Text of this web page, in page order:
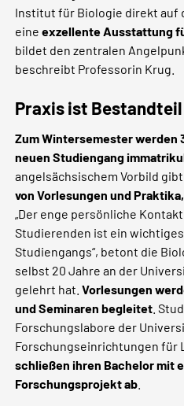
Institut für Biologie direkt auf
eineexzellente Ausstattung
bildet den zentralen
beschreibt Professorin Krug.
Praxis ist
Zum Wintersemester werden
neuen Studiengang
angelsächsischem Vorbild
von Vorlesungen und
„Der enge persönliche
Studierenden ist ein
Studiengangs“, betont die
selbst 20 Jahre an der
gelehrt hat.Vorlesungen
und Seminaren begleitet .
Forschungslabore der
Forschungseinrichtungen für
schließen ihren Bachelor mit
Forschungsprojekt ab